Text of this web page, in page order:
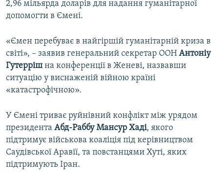
Усі сайти RFE/RL
2,96 мільярда доларів для надання гуманітарної
допомогти в Ємені.
«Ємен перебуває в найгіршій гуманітарній криза в
світі», – заявив генеральний секретар ООН Антоніу
Гутерріш на конференції в Женеві, назвавши
ситуацію у виснаженій війною країні
«катастрофічною».
У Ємені триває руйнівний конфлікт між урядом
президента Абд-Раббу Мансур Хаді, якого
підтримує військова коаліція під керівництвом
Саудівської Аравії, та повстанцями Хуті, яких
підтримують Іран.